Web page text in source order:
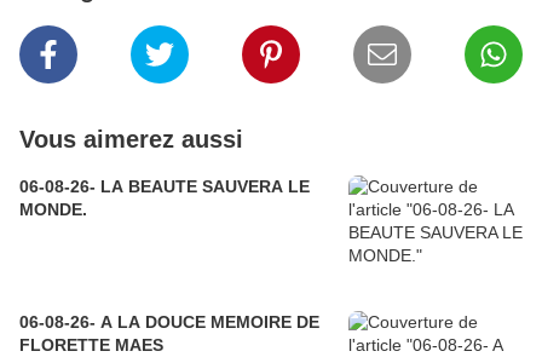
Vous aimerez aussi
06-08-26- LA BEAUTE SAUVERA LE
MONDE.
06-08-26- A LA DOUCE MEMOIRE DE
FLORETTE MAES